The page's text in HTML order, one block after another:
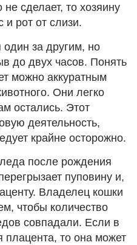
сделает, то хозяину
и рот от слизи.
один за другим, но
до двух часов. Понять
можно аккуратным
Они легко
остались. Этот
деятельность,
крайне осторожно.
после рождения
пуповину и,
Владелец кошки
чтобы количество
совпадали. Если в
плацента, то она может